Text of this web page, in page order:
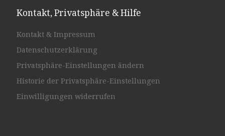
Kontakt, Privatsphäre & Hilfe
Kontakt & Impressum
Datenschutzerklärung
Privatsphäre-Einstellungen ändern
Historie der Privatsphäre-Einstellungen
Einwilligungen widerrufen